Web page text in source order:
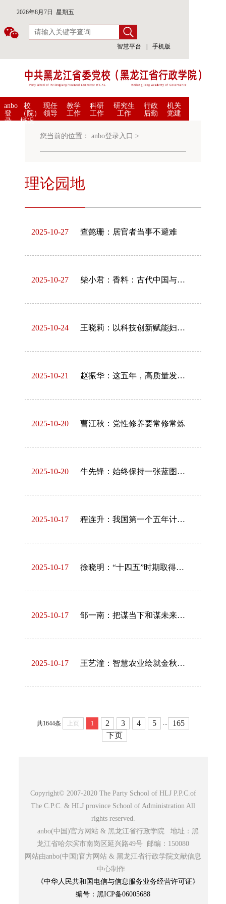
2026年8月7日 星期五
智慧平台 手机版
anbo
登
录
校
（院）
概况
现任
领导
教学
工作
科研
工作
研究生
工作
行政
后勤
机关
党建
您当前的位置： anbo登录入口 >
理论园地
2025-10-27 查懿珊：居官者当事不避难
2025-10-27 柴小君：香料：古代中国与世界的海上贸易纽带
2025-10-24 王晓莉：以科技创新赋能妇女事业高质量发展
2025-10-21 赵振华：这五年，高质量发展迈出坚实一步
2025-10-20 曹江秋：党性修养要常修常炼
2025-10-20 牛先锋：始终保持一张蓝图绘到底的战略定力
2025-10-17 程连升：我国第一个五年计划的编制
2025-10-17 徐晓明：“十四五”时期取得的历史性成就夯实发展根基
2025-10-17 邹一南：把谋当下和谋未来统一起来
2025-10-17 王艺潼：智慧农业绘就金秋好“丰”景
共1644条 上页 1 2 3 4 5
165
下页
Copyright© 2007-2020 The Party School of HLJ P.P.C.of
The C.P.C. & HLJ province School of Administration All
rights reserved.
anbo(中国)官方网站 & 黑龙江省行政学院 地址：黑
龙江省哈尔滨市南岗区延兴路49号 邮编：150080
网站由anbo(中国)官方网站 & 黑龙江省行政学院文献信息
中心制作
《中华人民共和国电信与信息服务业务经营许可证》
编号：黑ICP备06005688